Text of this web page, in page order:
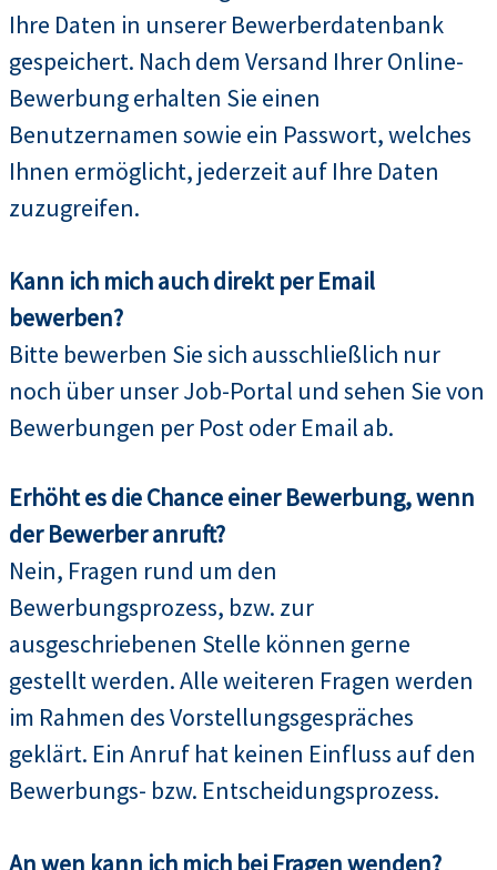
Ihre Daten in unserer Bewerberdatenbank
gespeichert. Nach dem Versand Ihrer Online-
Bewerbung erhalten Sie einen
Benutzernamen sowie ein Passwort, welches
Ihnen ermöglicht, jederzeit auf Ihre Daten
zuzugreifen.
Kann ich mich auch direkt per Email
bewerben?
Bitte bewerben Sie sich ausschließlich nur
noch über unser Job-Portal und sehen Sie von
Bewerbungen per Post oder Email ab.
Erhöht es die Chance einer Bewerbung, wenn
der Bewerber anruft?
Nein, Fragen rund um den
Bewerbungsprozess, bzw. zur
ausgeschriebenen Stelle können gerne
gestellt werden. Alle weiteren Fragen werden
im Rahmen des Vorstellungsgespräches
geklärt. Ein Anruf hat keinen Einfluss auf den
Bewerbungs- bzw. Entscheidungsprozess.
An wen kann ich mich bei Fragen wenden?